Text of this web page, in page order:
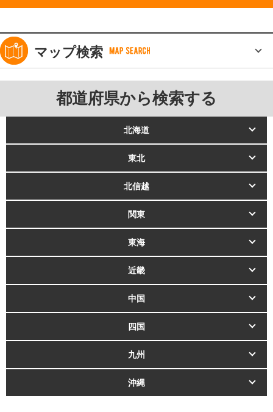
マップ検索
都道府県から検索する
北海道
東北
北信越
関東
東海
近畿
中国
四国
九州
沖縄